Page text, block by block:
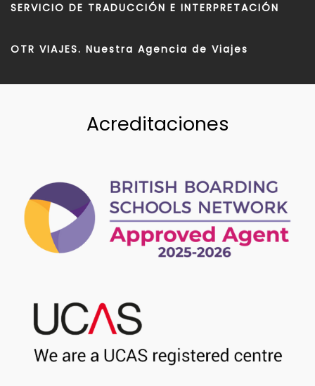
SERVICIO DE TRADUCCIÓN E INTERPRETACIÓN
OTR VIAJES. Nuestra Agencia de Viajes
Acreditaciones